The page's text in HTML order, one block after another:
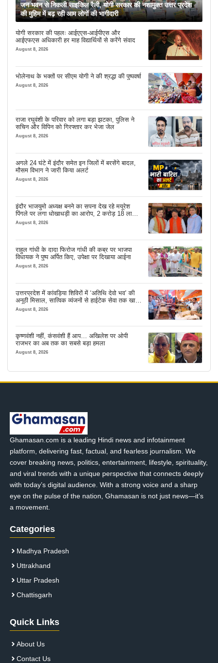
जन भवन से निकली साइकिल रैली, योगी सरकार की नशामुक्त उत्तर प्रदेश
की मुहिम में बढ़ रही आम लोगों की भागीदारी
योगी सरकार की पहलः आईएएस-आईपीएस और
आईएफएस अधिकारी हर माह विद्यार्थियों से करेंगे संवाद
August 8, 2026
भोलेनाथ के भक्तों पर सीएम योगी ने की श्रद्धा की पुष्पवर्षा
August 8, 2026
राजा रघुवंशी के परिवार को लगा बड़ा झटका, पुलिस ने
सचिन और विपिन को गिरफ्तार कर भेजा जेल
August 8, 2026
अगले 24 घंटे में इंदौर समेत इन जिलों में बरसेंगे बादल,
मौसम विभाग ने जारी किया अलर्ट
August 8, 2026
इंदौर भाजयुमो अध्यक्ष बनने का सपना देख रहे मयूरेश
पिंगले पर लगा धोखाधड़ी का आरोप, 2 करोड़ 18 लाख
लेने के बाद भी नहीं दिया जमीन का कब्जा
August 8, 2026
राहुल गांधी के दादा फिरोज गांधी की कब्र पर भाजपा
विधायक ने पुष्प अर्पित किए, उपेक्षा पर दिखाया आईना
August 8, 2026
उत्तरप्रदेश में कांवड़िया शिविरों में ‘अतिथि देवो भव’ की
अनूठी मिसाल, सात्विक व्यंजनों से हाईटेक सेवा तक खास
इंतजाम
August 8, 2026
कृष्णवंशी नहीं, कंसवंशी हैं आप… अखिलेश पर ओपी
राजभर का अब तक का सबसे बड़ा हमला
August 8, 2026
Ghamasan.com is a leading Hindi news and infotainment
platform, delivering fast, factual, and fearless journalism. We
cover breaking news, politics, entertainment, lifestyle, spirituality,
and viral trends with a unique perspective that connects deeply
with today’s digital audience. With a strong voice and a sharp
eye on the pulse of the nation, Ghamasan is not just news—it’s
a movement.
Categories
Madhya Pradesh
Uttrakhand
Uttar Pradesh
Chattisgarh
Quick Links
About Us
Contact Us